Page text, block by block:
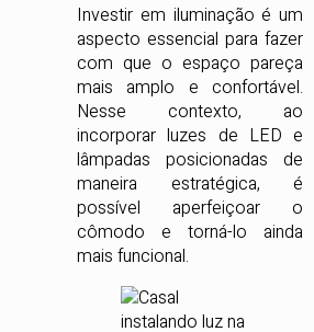
Investir em iluminação é um
aspecto essencial para fazer
com que o espaço pareça
mais amplo e confortável.
Nesse contexto, ao
incorporar luzes de LED e
lâmpadas posicionadas de
maneira estratégica, é
possível aperfeiçoar o
cômodo e torná-lo ainda
mais funcional.